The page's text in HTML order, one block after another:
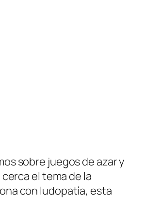
sobre juegos de azar y
el tema de la
con ludopatía, esta